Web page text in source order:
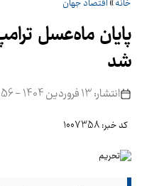
خانه» اقتصاد جهان
پایان ماه‌عسل
شد
انتشار: 13 فروردین 1404 - 18:56
کد خبر: 1007358